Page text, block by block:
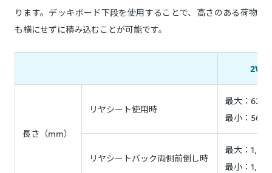
ります。デッキボード下段を使用することで、高さのある荷物
も横にせずに積み込むことが可能です。
2WD
長さ（mm）
リヤシート使用時
最大：622
最小：569
リヤシートバック両側前倒し時
最大：
最小：1,316